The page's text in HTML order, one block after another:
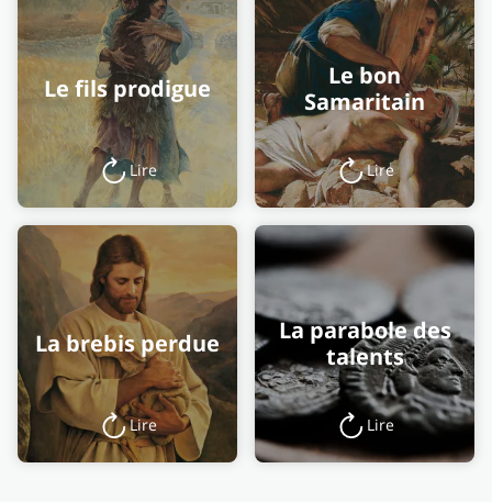
Le fils prodigue
Lire
Le bon
Samaritain
Lire
La brebis perdue
Lire
La parabole des
talents
Lire